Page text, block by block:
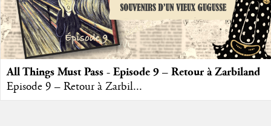
All Things Must Pass - Episode 9 – Retour à Zarbiland
Episode 9 – Retour à Zarbil...